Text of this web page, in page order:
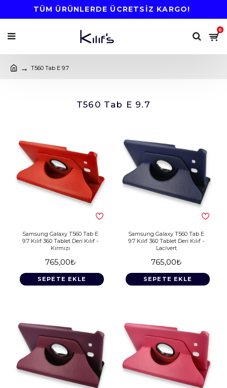
TÜM ÜRÜNLERDE ÜCRETSİZ KARGO!
0
T560 Tab E 9.7
T560 Tab E 9.7
Samsung Galaxy T560 Tab E
9.7 Kılıf 360 Tablet Deri Kılıf -
Kırmızı
765,00₺
SEPETE EKLE
Samsung Galaxy T560 Tab E
9.7 Kılıf 360 Tablet Deri Kılıf -
Lacivert
765,00₺
SEPETE EKLE